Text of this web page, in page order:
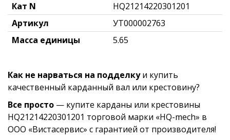
Кат N
HQ21214220301201
Артикул
УТ000002763
Масса единицы
5.65
Как не нарваться на подделкуи купить
качественный карданный вал или крестовину?
Все просто — купите карданы или крестовины
HQ21214220301201 торговой марки «HQ-mech» в
ООО «Вистасервис» с гарантией от производителя!